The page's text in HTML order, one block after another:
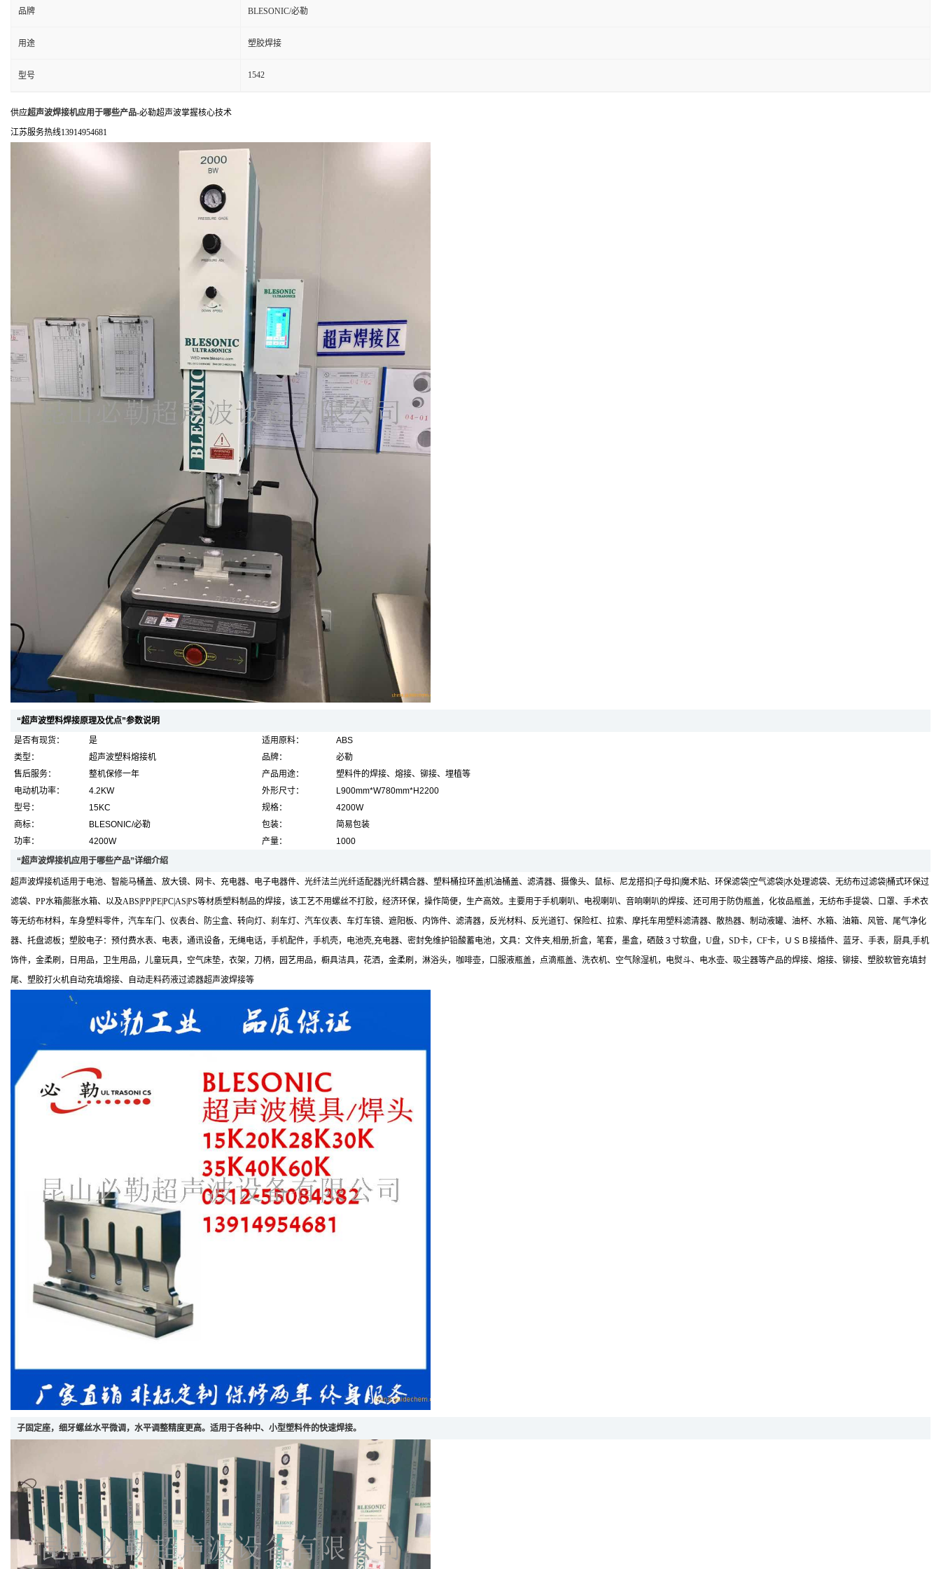
品牌 BLESONIC/必勒
用途 塑胶焊接
型号 1542
供应超声波焊接机应用于哪些产品-必勒超声波掌握核心技术
江苏服务热线13914954681
“超声波塑料焊接原理及优点”参数说明
是否有现货：
是 适用原料：
ABS
类型：
超声波塑料熔接机 品牌：
必勒
售后服务：
整机保修一年 产品用途：
塑料件的焊接、熔接、铆接、埋植等
电动机功率：
4.2KW 外形尺寸：
L900mm*W780mm*H2200
型号：
15KC 规格：
4200W
商标：
BLESONIC/必勒 包装：
简易包装
功率：
4200W 产量：
1000
“超声波焊接机应用于哪些产品”详细介绍
超声波焊接机适用于电池、智能马桶盖、放大镜、网卡、充电器、电子电器件、光纤法兰|光纤适配器|光纤耦合器、塑料桶拉环盖|机油桶盖、滤清器、摄像头、鼠标、尼龙搭扣|子母扣|魔术贴、环保滤袋|空气滤袋|水处理滤袋、无纺布过滤袋|桶式环保过
滤袋、PP水箱|膨胀水箱、以及ABS|PP|PE|PC|AS|PS等材质塑料制品的焊接，该工艺不用螺丝不打胶，经济环保，操作简便，生产高效。主要用于手机喇叭、电视喇叭、音响喇叭的焊接、还可用于防伪瓶盖，化妆品瓶盖，无纺布手提袋、口罩、手术衣
等无纺布材料，车身塑料零件，汽车车门、仪表台、防尘盒、转向灯、刹车灯、汽车仪表、车灯车镜、遮阳板、内饰件、滤清器，反光材料、反光道钉、保险杠、拉索、摩托车用塑料滤清器、散热器、制动液罐、油杯、水箱、油箱、风管、尾气净化
器、托盘滤板；塑胶电子：预付费水表、电表，通讯设备，无绳电话，手机配件，手机壳，电池壳,充电器、密封免维护铅酸蓄电池，文具：文件夹,相册,折盒，笔套，墨盒，硒鼓３寸软盘，U盘，SD卡，CF卡，ＵＳＢ接插件、蓝牙、手表，厨具,手机
饰件，金柔刷，日用品，卫生用品，儿童玩具，空气床垫，衣架，刀柄，园艺用品，橱具洁具，花洒，金柔刷，淋浴头，咖啡壶，口服液瓶盖，点滴瓶盖、洗衣机、空气除湿机，电熨斗、电水壶、吸尘器等产品的焊接、熔接、铆接、塑胶软管充填封
尾、塑胶打火机自动充填熔接、自动走料药液过滤器超声波焊接等
子固定座，细牙螺丝水平微调，水平调整精度更高。适用于各种中、小型塑料件的快速焊接。